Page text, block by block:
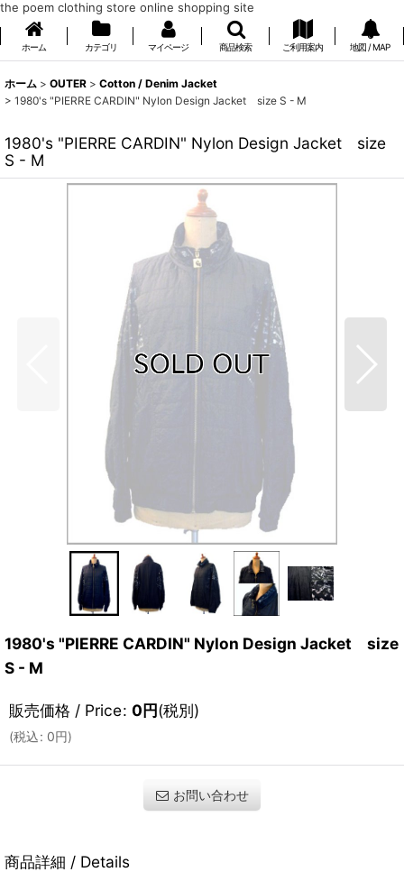
the poem clothing store online shopping site
ホーム カテゴリ マイページ 商品検索 ご利用案内 地図 / MAP
ホーム > OUTER > Cotton / Denim Jacket
> 1980's "PIERRE CARDIN" Nylon Design Jacket size S - M
1980's "PIERRE CARDIN" Nylon Design Jacket size
S - M
1980's "PIERRE CARDIN" Nylon Design Jacket size
S - M
販売価格 / Price: 0円(税別)
(税込: 0円)
お問い合わせ
商品詳細 / Details